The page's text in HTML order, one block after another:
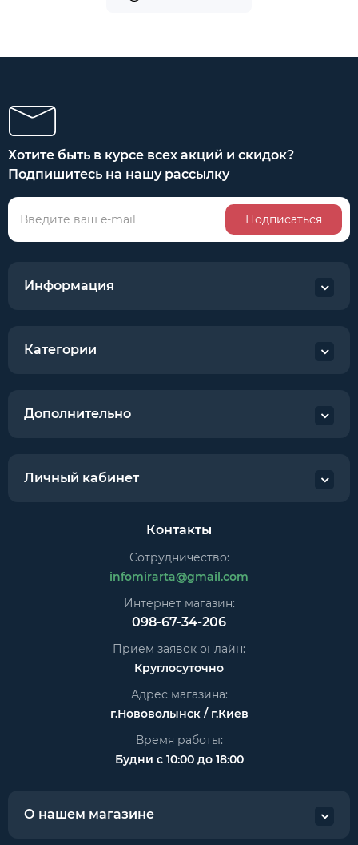
Хотите быть в курсе всех акций и скидок?
Подпишитесь на нашу рассылку
Подписаться
Информация
Категории
Дополнительно
Личный кабинет
Контакты
Сотрудничество:
infomirarta@gmail.com
Интернет магазин:
098-67-34-206
Прием заявок онлайн:
Круглосуточно
Адрес магазина:
г.Нововолынск / г.Киев
Время работы:
Будни с 10:00 до 18:00
О нашем магазине